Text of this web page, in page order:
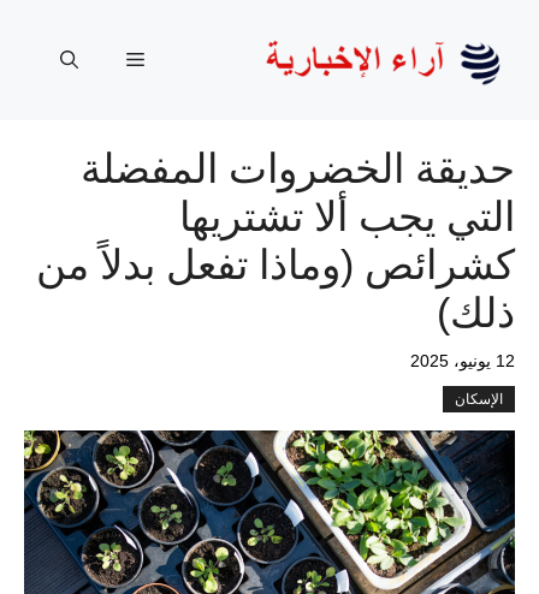
المحتوى
القائمة
حديقة الخضروات المفضلة
التي يجب ألا تشتريها
كشرائص (وماذا تفعل بدلاً من
ذلك)
12 يونيو، 2025
الإسكان